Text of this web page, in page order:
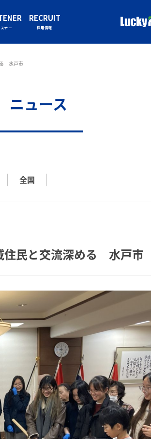
スナー
RECRUIT
採用情報
水戸市
ニュース
全国
民と交流深める 水戸市